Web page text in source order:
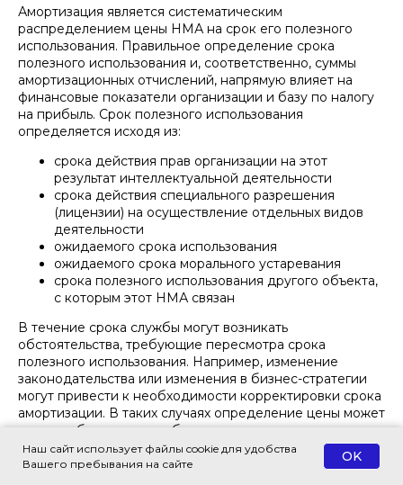
Амортизация является систематическим
распределением цены НМА на срок его полезного
использования. Правильное определение срока
полезного использования и, соответственно, суммы
амортизационных отчислений, напрямую влияет на
финансовые показатели организации и базу по налогу
на прибыль. Срок полезного использования
определяется исходя из:
срока действия прав организации на этот
результат интеллектуальной деятельности
срока действия специального разрешения
(лицензии) на осуществление отдельных видов
деятельности
ожидаемого срока использования
ожидаемого срока морального устаревания
срока полезного использования другого объекта,
с которым этот НМА связан
В течение срока службы могут возникать
обстоятельства, требующие пересмотра срока
полезного использования. Например, изменение
законодательства или изменения в бизнес-стратегии
могут привести к необходимости корректировки срока
амортизации. В таких случаях определение цены может
помочь обосновать необходимость пересмотра срока
полезного использования.
Ликвидационная – это сумма, которую организация
Наш сайт использует файлы cookie для удобства
Вашего пребывания на сайте
OK